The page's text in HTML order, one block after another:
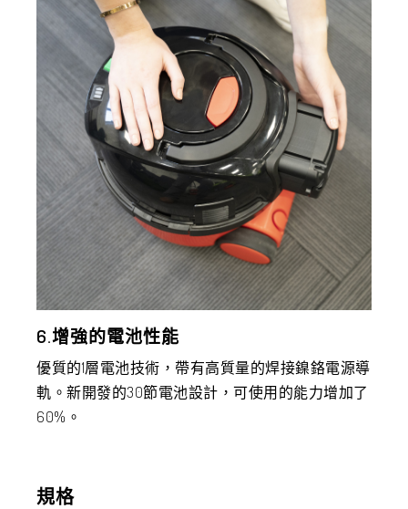
6.增強的電池性能
優質的1層電池技術，帶有高質量的焊接鎳鉻電源導
軌。新開發的30節電池設計，可使用的能力增加了
60%。
規格